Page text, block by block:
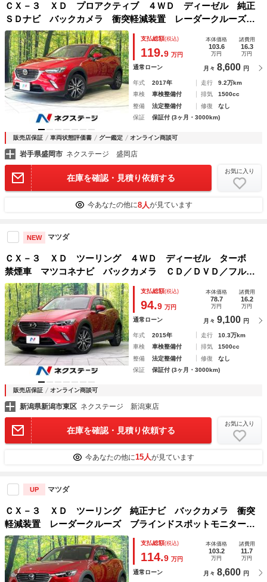
ＣＸ－３ ＸＤ プロアクティブ ４ＷＤ ディーゼル 純正
ＳＤナビ バックカメラ 衝突軽減装置 レーダークルーズ
禁煙車 ハーフレザーシート シートヒーター パワーシー
ト コーナーセンサー スマートキー ＬＥＤヘッドライ
ト ＥＴＣ
支払総額(税込)
119.9 万円
本体価格
103.6
万円
諸費用
16.3
万円
通常ローン 月々 8,600 円
年式 2017年 走行
9.2万km
車検
車検整備付 排気
1500cc
整備
法定整備付 修復
なし
保証
保証付 (3ヶ月・3000km)
販売店保証 車両状態評価書 グー鑑定 オンライン商談可
岩手県盛岡市 ネクステージ 盛岡店
在庫を確認・見積り依頼する
お気に入り
今あなたの他に8人が見ています
NEW マツダ
ＣＸ－３ ＸＤ ツーリング ４ＷＤ ディーゼル ターボ
禁煙車 マツコネナビ バックカメラ ＣＤ／ＤＶＤ／フルセ
グ Ｂｌｕｅｔｏｏｔｈ 衝突軽減装置 レーダークルコン
ＬＥＤヘッド オートハイビーム ハーフレザーシート ＥＴ
Ｃ
支払総額(税込)
94.9 万円
本体価格
78.7
万円
諸費用
16.2
万円
通常ローン 月々 9,100 円
年式 2015年 走行
10.3万km
車検
車検整備付 排気
1500cc
整備
法定整備付 修復
なし
保証
保証付 (3ヶ月・3000km)
販売店保証 オンライン商談可
新潟県新潟市東区 ネクステージ 新潟東店
在庫を確認・見積り依頼する
お気に入り
今あなたの他に15人が見ています
UP マツダ
ＣＸ－３ ＸＤ ツーリング 純正ナビ バックカメラ 衝突
軽減装置 レーダークルーズ ブラインドスポットモニター
レーンキープ クリアランスソナー 禁煙車 ＬＥＤヘッド
オートライト スマートキー 純正１８インチＡＷ
支払総額(税込)
114.9 万円
本体価格
103.2
万円
諸費用
11.7
万円
通常ローン 月々 8,600 円